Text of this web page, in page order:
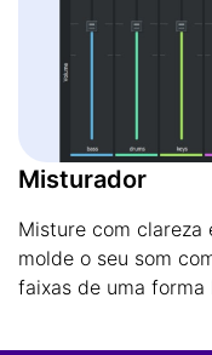
Misturador
Misture com clareza
molde o seu som
faixas de uma forma